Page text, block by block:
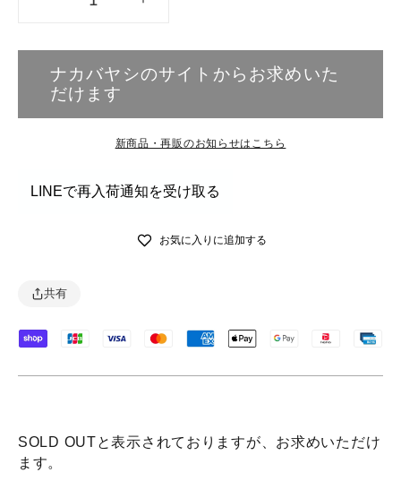
Album
の
購
数
す
Year
Album
の
点
数
増
ナカバヤシのサイトからお求めいた
だけます
新商品・再販のお知らせはこちら
LINEで再入荷通知を受け取る
お気に入りに追加する
共有
SOLD OUTと表示されておりますが、お求めいただけ
ます。